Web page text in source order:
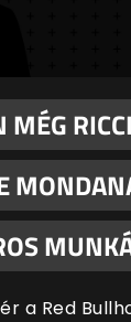
MÉG
a Red